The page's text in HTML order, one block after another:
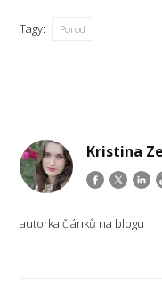
Tagy: Porod
Kristina
autorka článků na blogu